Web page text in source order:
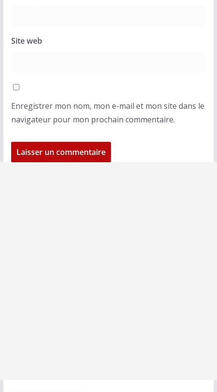
Site web
Enregistrer mon nom, mon e-mail et mon site dans le
navigateur pour mon prochain commentaire.